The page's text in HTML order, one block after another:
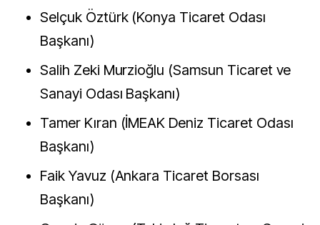
Selçuk Öztürk (Konya Ticaret Odası
Başkanı)
Salih Zeki Murzioğlu (Samsun Ticaret ve
Sanayi Odası Başkanı)
Tamer Kıran (İMEAK Deniz Ticaret Odası
Başkanı)
Faik Yavuz (Ankara Ticaret Borsası
Başkanı)